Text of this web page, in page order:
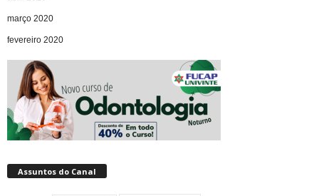
março 2020
fevereiro 2020
Assuntos do Canal